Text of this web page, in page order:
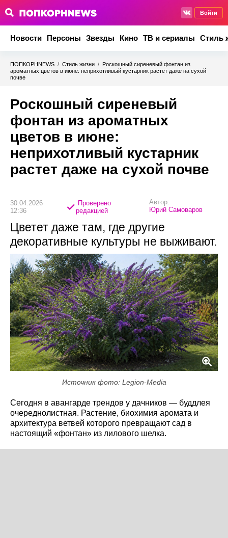
Войти
Новости Персоны Звезды Кино ТВ и сериалы Стиль
ПОПКОРНNEWS / Стиль жизни / Роскошный сиреневый фонтан из
ароматных цветов в июне: неприхотливый кустарник растет даже на сухой
почве
Роскошный сиреневый
фонтан из ароматных
цветов в июне:
неприхотливый кустарник
растет даже на сухой почве
30.04.2026
12:36
Проверено
редакцией
Автор:
Юрий Самоваров
Цветет даже там, где другие
декоративные культуры не выживают.
Источник фото: Legion-Media
Сегодня в авангарде трендов у дачников — буддлея
очереднолистная. Растение, биохимия аромата и
архитектура ветвей которого превращают сад в
настоящий «фонтан» из лилового шелка.